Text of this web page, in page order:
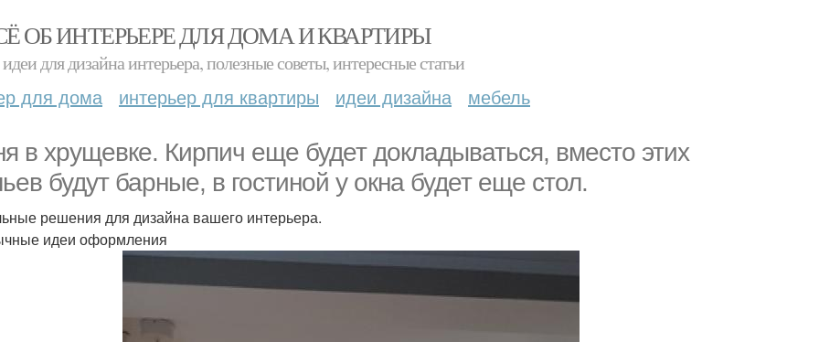
ОБ ИНТЕРЬЕРЕ ДЛЯ ДОМА И КВАРТИРЫ
для дизайна интерьера, полезные советы, интересные статьи
для дома интерьер для квартиры идеи дизайна мебель
в хрущевке. Кирпич еще будет докладываться, вместо этих
будут барные, в гостиной у окна будет еще стол.
решения для дизайна вашего интерьера.
идеи оформления